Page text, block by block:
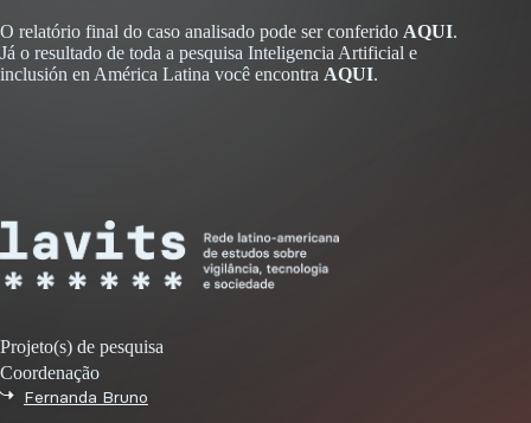
O relatório final do caso analisado pode ser conferido AQUI.
Já o resultado de toda a pesquisa Inteligencia Artificial e
inclusión en América Latina você encontra AQUI.
Projeto(s) de pesquisa
Coordenação
Fernanda Bruno